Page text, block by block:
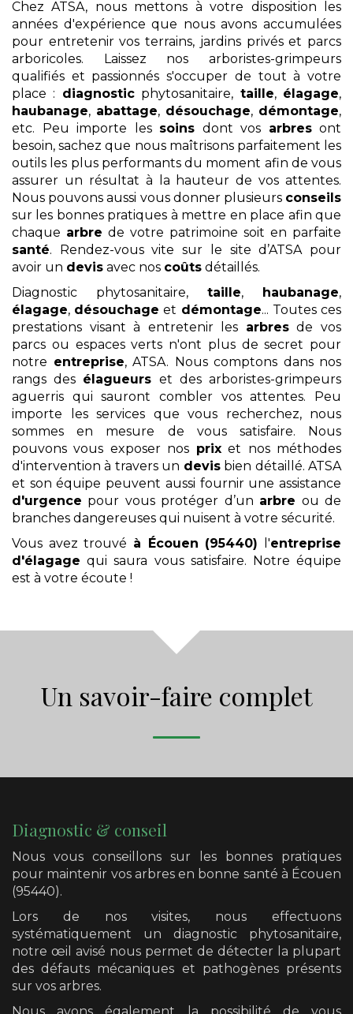
Chez ATSA, nous mettons à votre disposition les
années d'expérience que nous avons accumulées
pour entretenir vos terrains, jardins privés et parcs
arboricoles. Laissez nos arboristes-grimpeurs
qualifiés et passionnés s'occuper de tout à votre
place : diagnosticphytosanitaire, taille, élagage,
haubanage, abattage, désouchage, démontage,
etc. Peu importe les soins dont vos arbresont
besoin, sachez que nous maîtrisons parfaitement les
outils les plus performants du moment afin de vous
assurer un résultat à la hauteur de vos attentes.
Nous pouvons aussi vous donner plusieurs conseils
sur les bonnes pratiques à mettre en place afin que
chaque arbre de votre patrimoine soit en parfaite
santé. Rendez-vous vite sur le site d’ATSA pour
avoir un devis avec nos coûts détaillés.
Diagnostic phytosanitaire, taille, haubanage,
élagage, désouchage et démontage... Toutes ces
prestations visant à entretenir les arbresde vos
parcs ou espaces verts n'ont plus de secret pour
notre entreprise, ATSA. Nous comptons dans nos
rangs des élagueurs et des arboristes-grimpeurs
aguerris qui sauront combler vos attentes. Peu
importe les services que vous recherchez, nous
sommes en mesure de vous satisfaire. Nous
pouvons vous exposer nos prixet nos méthodes
d'intervention à travers un devisbien détaillé. ATSA
et son équipe peuvent aussi fournir une assistance
d'urgence pour vous protéger d’un arbre ou de
branches dangereuses qui nuisent à votre sécurité.
Vous avez trouvé à Écouen (95440) l'entreprise
d'élagage qui saura vous satisfaire. Notre équipe
est à votre écoute !
Un savoir-faire complet
Diagnostic & conseil
Nous vous conseillons sur les bonnes pratiques
pour maintenir vos arbres en bonne santé à Écouen
(95440).
Lors de nos visites, nous effectuons
systématiquement un diagnostic phytosanitaire,
notre œil avisé nous permet de détecter la plupart
des défauts mécaniques et pathogènes présents
sur vos arbres.